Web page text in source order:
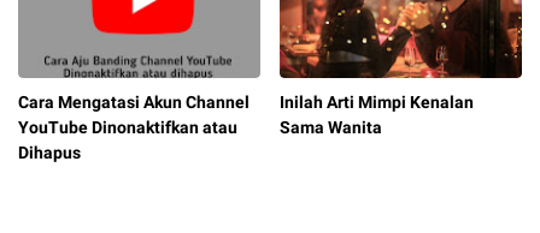
Cara Mengatasi Akun Channel
YouTube Dinonaktifkan atau
Dihapus
Inilah Arti Mimpi Kenalan
Sama Wanita